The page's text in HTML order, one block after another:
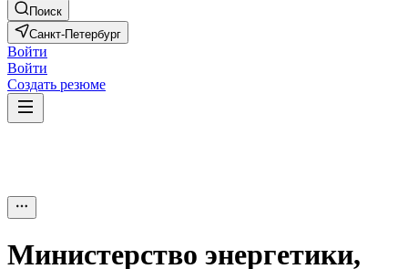
Поиск
Санкт-Петербург
Войти
Войти
Создать резюме
Министерство энергетики,